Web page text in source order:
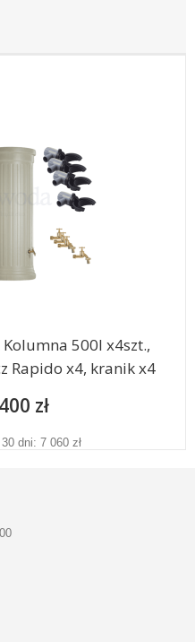
500l x4szt.,
Rapido x4, kranik x4
zł
dni: 7 060 zł